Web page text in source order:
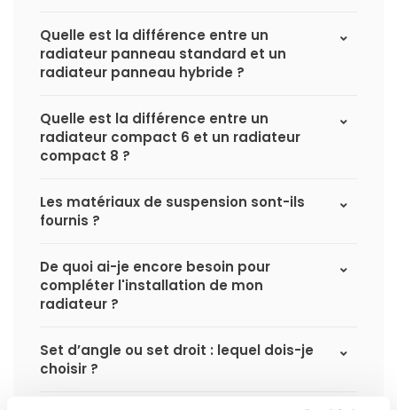
Quelle est la différence entre un
radiateur panneau standard et un
radiateur panneau hybride ?
Quelle est la différence entre un
radiateur compact 6 et un radiateur
compact 8 ?
Les matériaux de suspension sont-ils
fournis ?
De quoi ai-je encore besoin pour
compléter l'installation de mon
radiateur ?
Set d’angle ou set droit : lequel dois-je
choisir ?